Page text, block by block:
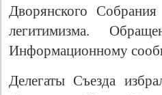
Дворянского
легитимизма.
Информационному
Делегаты Съезда